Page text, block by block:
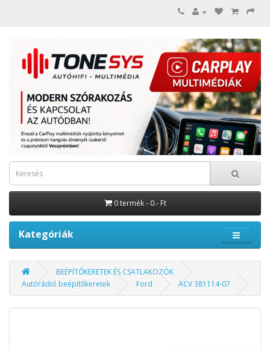
0 termék - 0.- Ft
Kategóriák
BEÉPÍTŐKERETEK ÉS CSATLAKOZÓK
Autórádió beépítőkeretek
Ford ACV 381114-07